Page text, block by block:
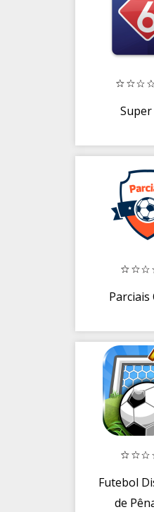
Super
Parciais
Futebol
de